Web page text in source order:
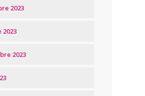
2023
2023